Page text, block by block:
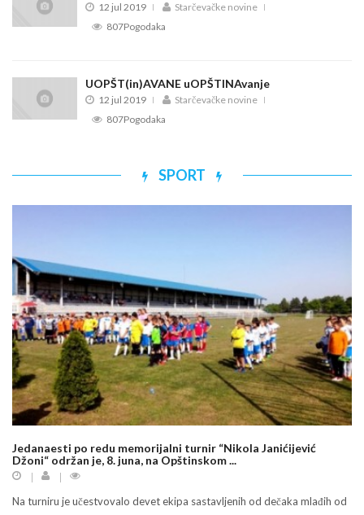
12 jul 2019
Starčevačke novine
807Pogodaka
UOPŠT(in)AVANE uOPŠTINAvanje
12 jul 2019
Starčevačke novine
807Pogodaka
SPORT
Jedanaesti po redu memorijalni turnir “Nikola Janićijević
Džoni“ održan je, 8. juna, na Opštinskom ...
Na turniru je učestvovalo devet ekipa sastavljenih od dečaka mlađih od